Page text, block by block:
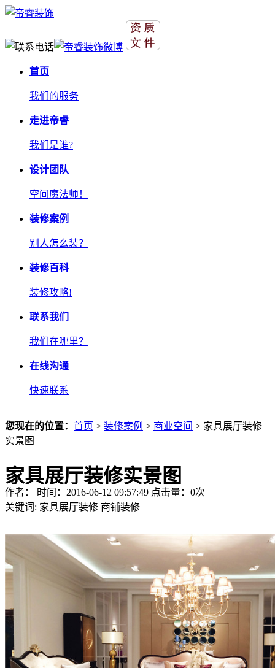
首页
我们的服务
走进帝睿
我们是谁?
设计团队
空间魔法师！
装修案例
别人怎么装？
装修百科
装修攻略!
联系我们
我们在哪里？
在线沟通
快速联系
您现在的位置： 首页 > 装修案例 > 商业空间 > 家具展厅装修
实景图
家具展厅装修实景图
作者： 时间：2016-06-12 09:57:49 点击量： 0次
关键词: 家具展厅装修 商铺装修